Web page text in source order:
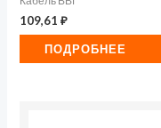
109,61₽
ПОДРОБНЕЕ